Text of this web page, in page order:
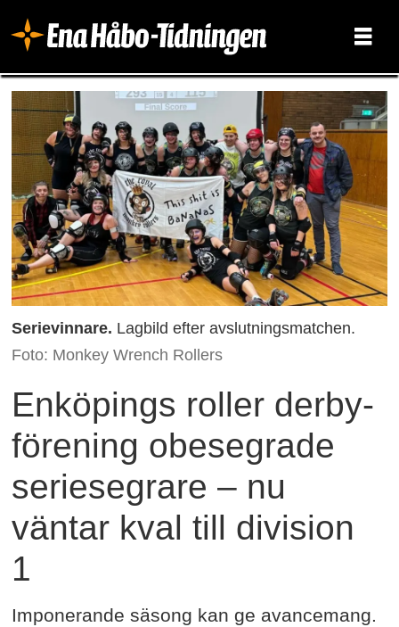
Serievinnare. Lagbild efter avslutningsmatchen.
Foto: Monkey Wrench Rollers
Enköpings roller derby-
förening obesegrade
seriesegrare – nu
väntar kval till division
1
Imponerande säsong kan ge avancemang.